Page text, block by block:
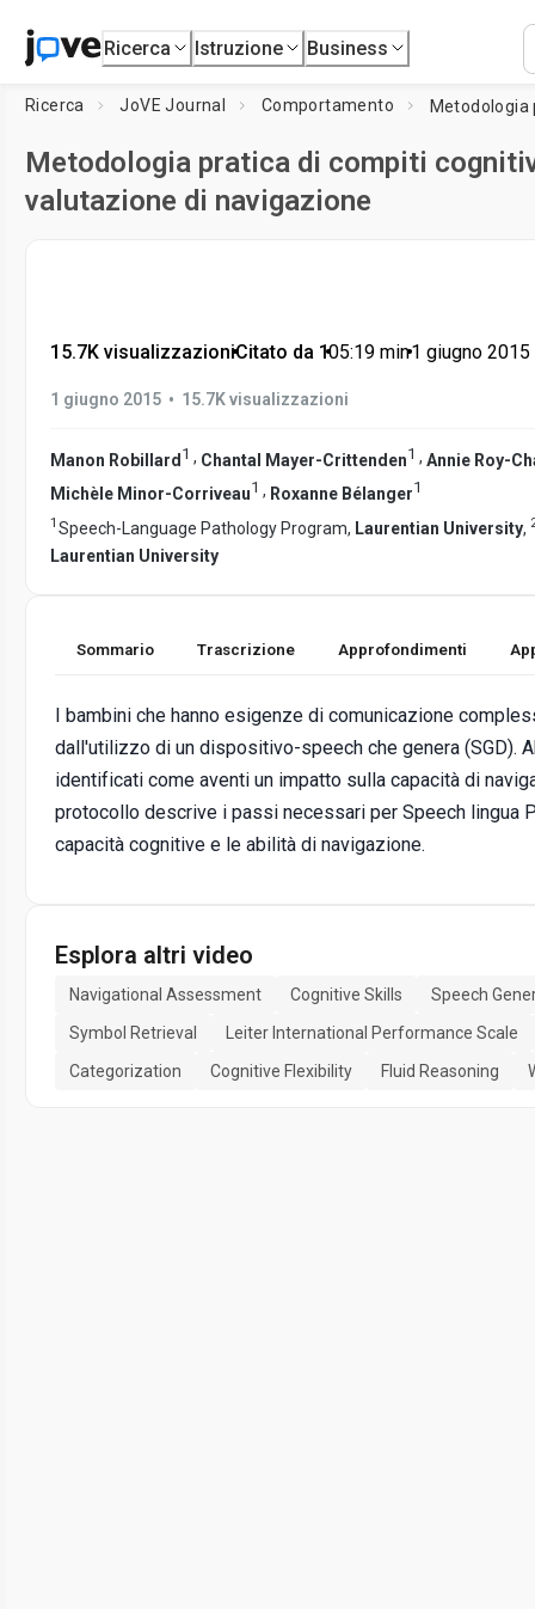
Ricerca Istruzione Business
Ricerca JoVE Journal Comportamento
Metodologia pratica di compiti
valutazione di navigazione
15.7K visualizzazioni•Citato da 1•05:19 min•1 giugno 2015
1 giugno 2015 • 15.7K visualizzazioni
Manon Robillard 1 , Chantal Mayer-Crittenden1 , Annie Roy-
Michèle Minor-Corriveau1 , Roxanne Bélanger1
1 Speech-Language Pathology Program, Laurentian University,
Laurentian University
Sommario Trascrizione Approfondimenti
I bambini che hanno esigenze di comunicazione
dall'utilizzo di un dispositivo-speech che genera (SGD).
identificati come aventi un impatto sulla capacità di
protocollo descrive i passi necessari per Speech lingua
capacità cognitive e le abilità di navigazione.
Esplora altri video
Navigational Assessment Cognitive Skills
Speech
Symbol Retrieval
Leiter International Performance Scale
Categorization
Cognitive Flexibility Fluid Reasoning